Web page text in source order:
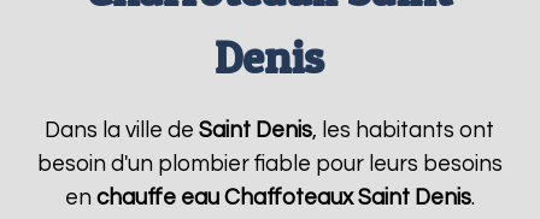
Denis
Dans la ville deSaint Denis, les habitants ont
besoin d'un plombier fiable pour leurs besoins
en chauffe eau Chaffoteaux Saint Denis.